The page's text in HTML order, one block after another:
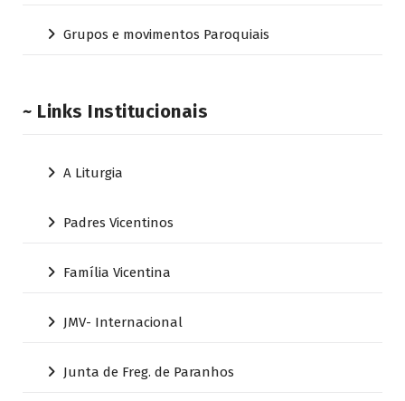
Grupos e movimentos Paroquiais
~ Links Institucionais
A Liturgia
Padres Vicentinos
Família Vicentina
JMV- Internacional
Junta de Freg. de Paranhos